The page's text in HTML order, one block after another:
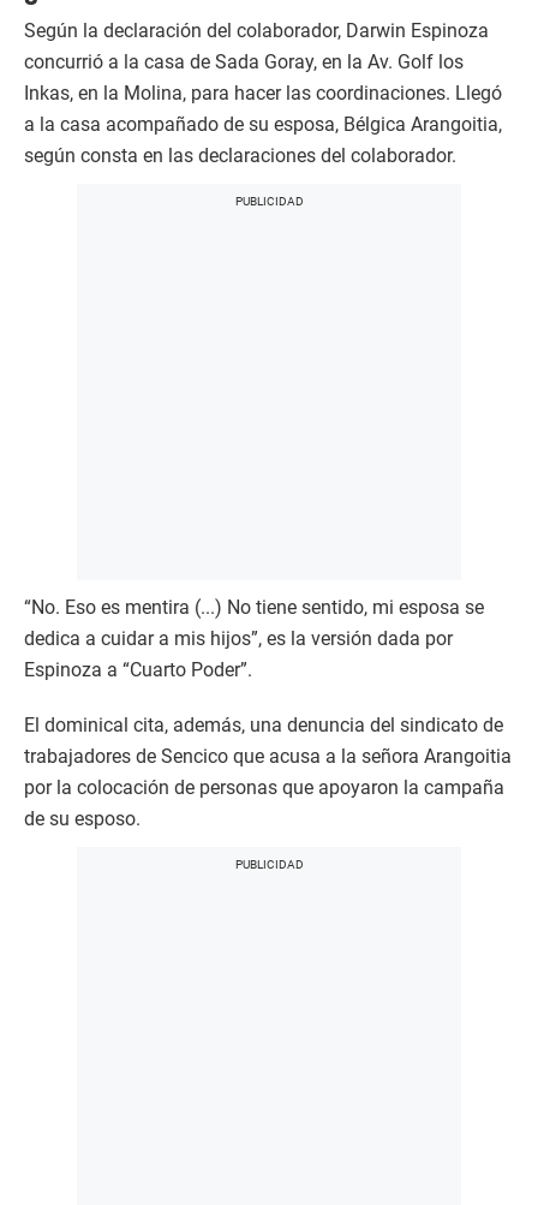
Según la declaración del colaborador, Darwin Espinoza
concurrió a la casa de Sada Goray, en la Av. Golf los
Inkas, en la Molina, para hacer las coordinaciones. Llegó
a la casa acompañado de su esposa, Bélgica Arangoitia,
según consta en las declaraciones del colaborador.
“No. Eso es mentira (...) No tiene sentido, mi esposa se
dedica a cuidar a mis hijos”, es la versión dada por
Espinoza a “Cuarto Poder”.
El dominical cita, además, una denuncia del sindicato de
trabajadores de Sencico que acusa a la señora Arangoitia
por la colocación de personas que apoyaron la campaña
de su esposo.